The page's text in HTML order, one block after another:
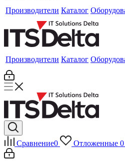
Производители Каталог
Производители Каталог
Сравнение0 Отложенные 0